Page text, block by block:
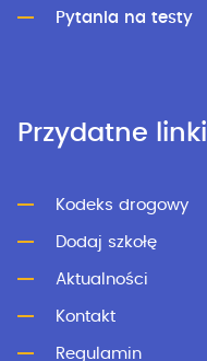
Pytania na testy
Przydatne linki
Kodeks drogowy
Dodaj szkołę
Aktualności
Kontakt
Regulamin